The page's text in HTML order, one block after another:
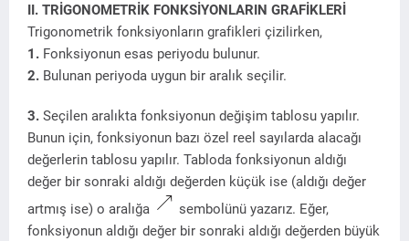
II. TRİGONOMETRİK FONKSİYONLARIN GRAFİKLERİ
Trigonometrik fonksiyonların grafikleri çizilirken,
1. Fonksiyonun esas periyodu bulunur.
2. Bulunan periyoda uygun bir aralık seçilir.
3. Seçilen aralıkta fonksiyonun değişim tablosu yapılır.
Bunun için, fonksiyonun bazı özel reel sayılarda alacağı
değerlerin tablosu yapılır. Tabloda fonksiyonun aldığı
değer bir sonraki aldığı değerden küçük ise (aldığı değer
artmış ise) o aralığa
sembolünü yazarız. Eğer,
fonksiyonun aldığı değer bir sonraki aldığı değerden büyük